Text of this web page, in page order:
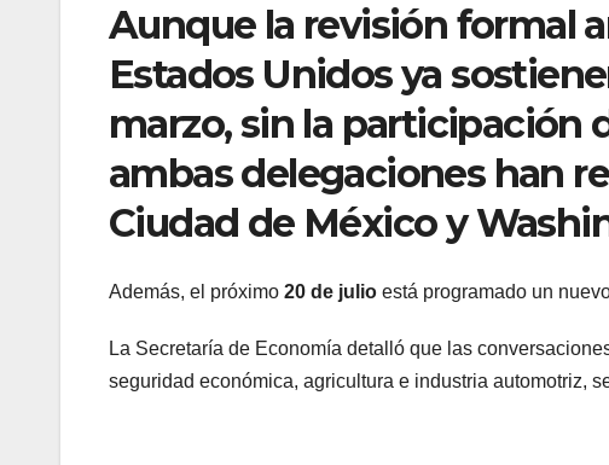
Aunque la revisión formal
Estados Unidos ya
marzo, sin la participación
ambas delegaciones han
Ciudad de México y
Además, el próximo 20 de julio está programado un
La Secretaría de Economía detalló que las
seguridad económica, agricultura e industria automotriz,